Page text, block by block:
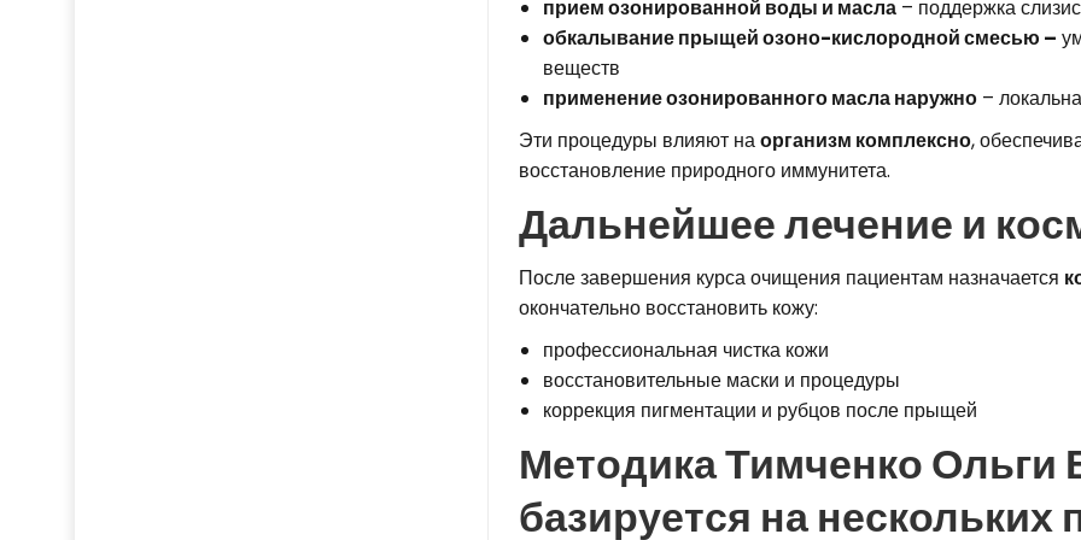
прием озонированной воды и масла– поддержка
обкалывание прыщей озоно-кислородной смесью –
веществ
применение озонированного масла наружно–
Эти процедуры влияют наорганизм комплексно,
восстановление природного иммунитета.
Дальнейшее лечение и
После завершения курса очищения пациентам назначается
окончательно восстановить кожу:
профессиональная чистка кожи
восстановительные маски и процедуры
коррекция пигментации и рубцов после прыщей
Методика Тимченко
базируется на нескольких